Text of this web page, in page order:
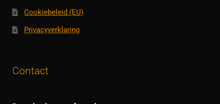
Cookiebeleid (EU)
Privacyverklaring
Contact